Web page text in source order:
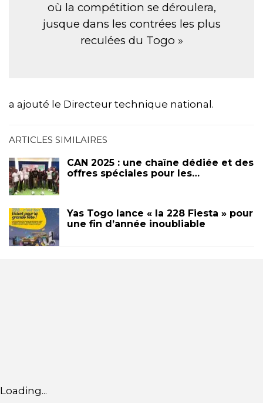
où la compétition se déroulera,
jusque dans les contrées les plus
reculées du Togo »
a ajouté le Directeur technique national.
ARTICLES SIMILAIRES
CAN 2025 : une chaîne dédiée et des
offres spéciales pour les…
Yas Togo lance « la 228 Fiesta » pour
une fin d’année inoubliable
Loading...